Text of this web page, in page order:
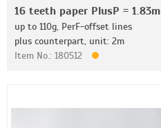
16 teeth paper PlusP = 1.83m
up to 110g, PerF-offset lines
plus counterpart, unit: 2m
Item No.: 180512